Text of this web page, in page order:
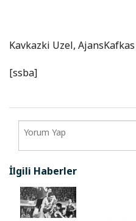
Kavkazki Uzel, AjansKafkas
[ssba]
İlgili Haberler